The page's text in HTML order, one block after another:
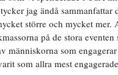
jag ändå sammanfattar
större och mycket
på de stora eventen
människorna som
som allra mest